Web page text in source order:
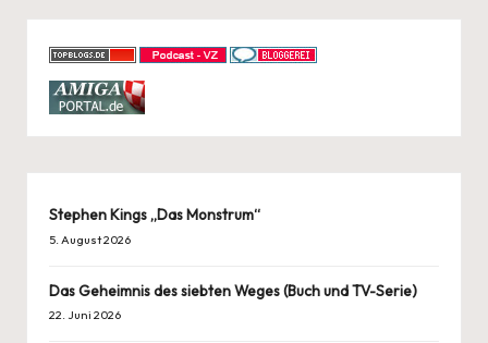
Stephen Kings „Das Monstrum“
5. August 2026
Das Geheimnis des siebten Weges (Buch und TV-Serie)
22. Juni 2026